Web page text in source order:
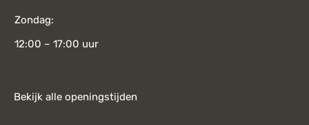
Zondag:
12:00 – 17:00 uur
Bekijk alle openingstijden